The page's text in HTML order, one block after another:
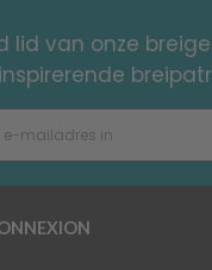
lid van onze